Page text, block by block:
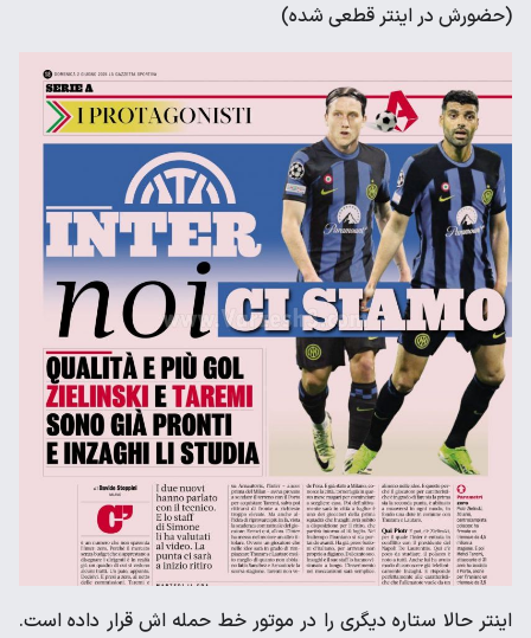
(حضورش در اینتر قطعی شده)
اینتر حالا ستاره دیگری را در موتور خط حمله اش قرار داده است.